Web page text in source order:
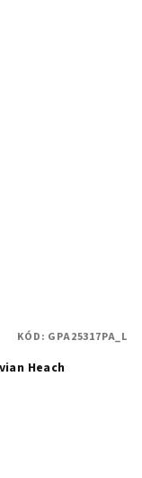
Heach
KÓD: GPA25317PA_L